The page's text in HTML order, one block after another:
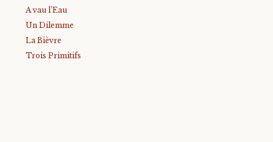
A vau l’Eau
Un Dilemme
La Bièvre
Trois Primitifs